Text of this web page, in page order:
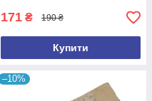
171 ₴ 190 ₴
Купити
–10%